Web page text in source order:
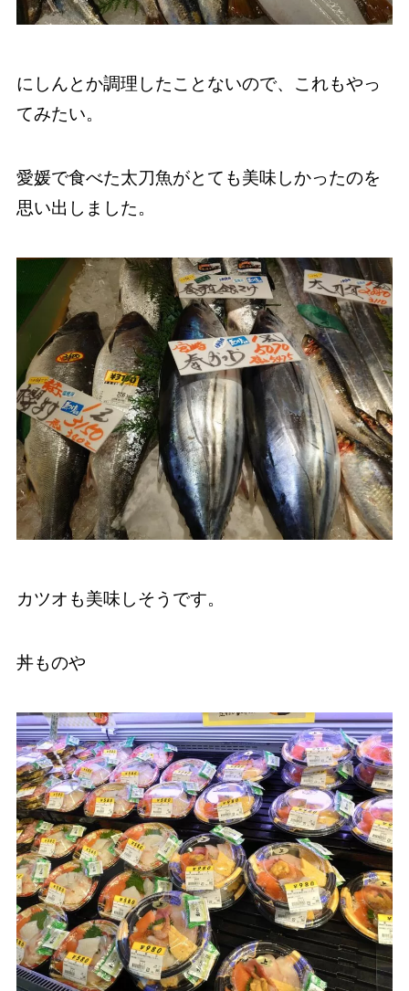
にしんとか調理したことないので、これもやっ
てみたい。
愛媛で食べた太刀魚がとても美味しかったのを
思い出しました。
カツオも美味しそうです。
丼ものや